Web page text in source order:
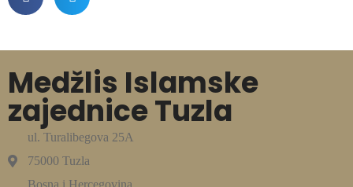
Medžlis Islamske
zajednice Tuzla
ul. Turalibegova 25A
75000 Tuzla
Bosna i Hercegovina